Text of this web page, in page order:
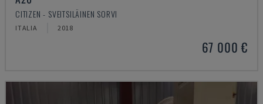
CITIZEN - SVEITSILÄINEN SORVI
ITALIA 2018
67 000 €